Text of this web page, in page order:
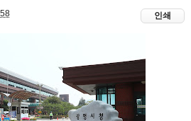
인쇄